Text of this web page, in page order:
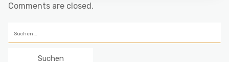
Comments are closed.
nach: